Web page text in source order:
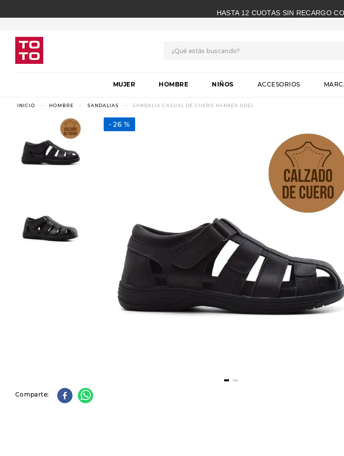
HASTA 12 CUOTAS SIN RECARGO
MUJER HOMBRE NIÑOS ACCESORIOS
HOMBRE SANDALIAS SANDALIA CASUAL DE CUERO HANKER ADEL
26 %
Comparte
1.
botas
.
skechers
3.
10. botas dama